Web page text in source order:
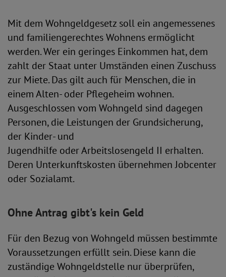
Mit dem Wohngeldgesetz soll ein angemessenes
und familiengerechtes Wohnens ermöglicht
werden. Wer ein geringes Einkommen hat, dem
zahlt der Staat unter Umständen einen Zuschuss
zur Miete. Das gilt auch für Menschen, die in
einem Alten- oder Pflegeheim wohnen.
Ausgeschlossen vom Wohngeld sind dagegen
Personen, die Leistungen der Grundsicherung,
der Kinder- und
Jugendhilfe oder Arbeitslosengeld II erhalten.
Deren Unterkunftskosten übernehmen Jobcenter
oder Sozialamt.
Ohne Antrag gibt's kein Geld
Für den Bezug von Wohngeld müssen bestimmte
Voraussetzungen erfüllt sein. Diese kann die
zuständige Wohngeldstelle nur überprüfen,